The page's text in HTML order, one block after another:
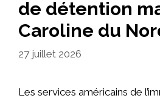
de détention
Caroline du
27 juillet 2026
Les services américains de